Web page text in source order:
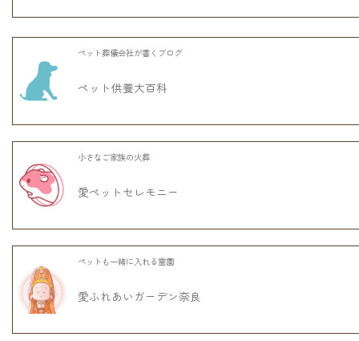
ペット葬儀会社が書くブログ
ペット供養大百科
小さなご家族の火葬
愛ペットセレモニー
ペットも一緒に入れる霊園
愛ふれあいガーデン奈良